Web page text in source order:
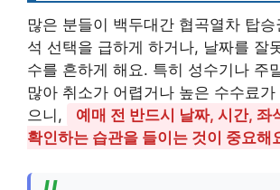
많은 분들이 백두대간 협곡열차 탑
석 선택을 급하게 하거나, 날짜를 잘
수를 흔하게 해요. 특히 성수기나 주
많아 취소가 어렵거나 높은 수수료가
으니,
예매 전 반드시 날짜, 시간, 좌
확인하는 습관을 들이는 것이 중요해